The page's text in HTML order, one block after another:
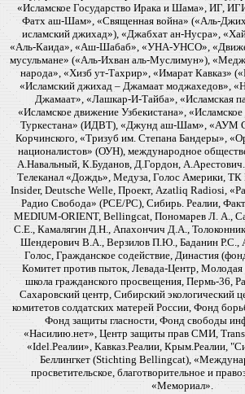
«Исламское Государство Ирака и Шама», ИГ,
Фатх аш-Шам», «Священная война» («Аль-
исламский джихад»), «Джабхат ан-Нусра»,
«Аль-Каида», «Аш-Шабаб», «УНА-УНСО»,
мусульмане» («Аль-Ихван аль-Муслимун»),
народа», «Хизб ут-Тахрир», «Имарат Кавказ»
«Исламский джихад – Джамаат моджахедов»,
Джамаат», «Лашкар-И-Тайба», «Исламская
«Исламское движение Узбекистана»,
Туркестана» (ИДВТ), «Джунд аш-Шам», «АУМ
Корчинского, «Тризуб им. Степана Бандеры»,
националистов» (ОУН), международное
А.Навальный, К.Буданов, Д.Гордон,
Телеканал «Дождь», Медуза, Голос Америки,
Insider, Deutsche Welle, Проект, Azatliq Radiosi,
Радио Свобода» (PCE/PC), Сибирь. Реалии,
MEDIUM-ORIENT, Bellingcat, Пономарев Л. А.,
С.Е., Камалягин Д.Н., Апахончич Д.А.,
Шендерович В.А., Верзилов П.Ю., Баданин Р.С.,
Голос, Гражданское содействие, Династия
Комитет против пыток, Левада-Центр, Молодая
школа гражданского просвещения, Пермь-36,
Сахаровский центр, Сибирский экологический
комитетов солдатских матерей России, Фонд
Фонд защиты гласности, Фонд свободы
«Насилию.нет», Центр защиты прав СМИ,
«Idel.Реалии», Кавказ.Реалии, Крым.Реалии,
Беллингкет (Stichting Bellingcat),
просветительское, благотворительное и
«Мемориал».